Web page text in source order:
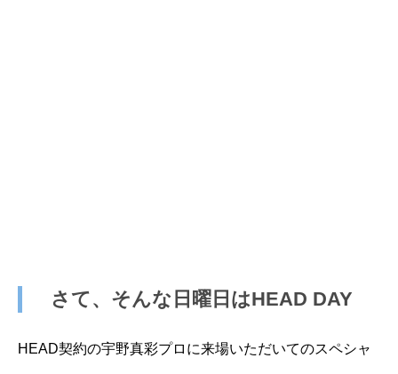
さて、そんな日曜日はHEAD DAY
HEAD契約の宇野真彩プロに来場いただいてのスペシャ